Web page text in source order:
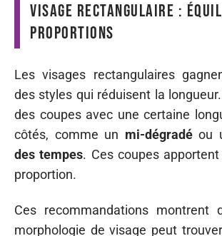
Visage rectangulaire :
proportions
Les visages rectangulaires
des styles qui réduisent la
des coupes avec une certaine
côtés, comme un mi-dégradéou
des tempes. Ces coupes
proportion.
Ces recommandations montrent
morphologie de visage peut